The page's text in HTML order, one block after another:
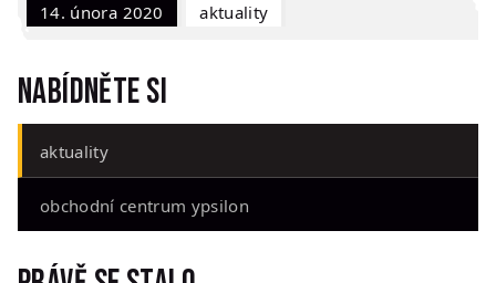
14. února 2020 Aktuality
Nabídněte si
aktuality
obchodní centrum ypsilon